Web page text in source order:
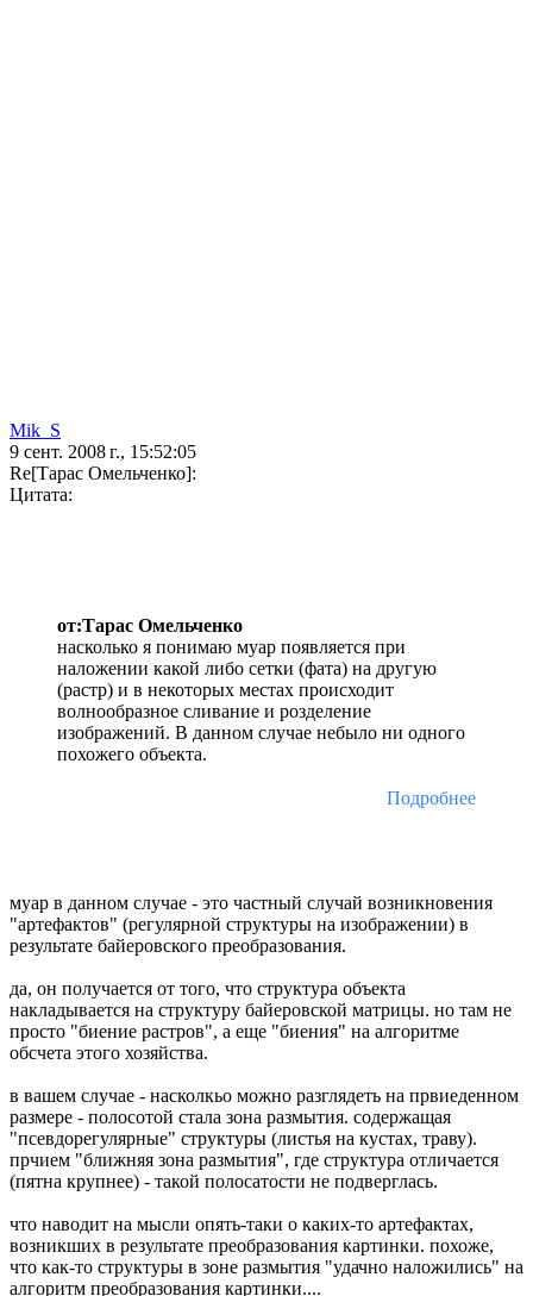
Mik_S
9 сент. 2008 г., 15:52:05
Re[Тарас Омельченко]:
Цитата:
от:Тарас Омельченко
насколько я понимаю муар появляется при
наложении какой либо сетки (фата) на другую
(растр) и в некоторых местах происходит
волнообразное сливание и розделение
изображений. В данном случае небыло ни одного
похожего объекта.
Подробнее
муар в данном случае - это частный случай возникновения
"артефактов" (регулярной структуры на изображении) в
результате байеровского преобразования.
да, он получается от того, что структура объекта
накладывается на структуру байеровской матрицы. но там не
просто "биение растров", а еще "биения" на алгоритме
обсчета этого хозяйства.
в вашем случае - насколкьо можно разглядеть на првиеденном
размере - полосотой стала зона размытия. содержащая
"псевдорегулярные" структуры (листья на кустах, траву).
прчием "ближняя зона размытия", где структура отличается
(пятна крупнее) - такой полосатости не подверглась.
что наводит на мысли опять-таки о каких-то артефактах,
возникших в результате преобразования картинки. похоже,
что как-то структуры в зоне размытия "удачно наложились" на
алгоритм преобразования картинки....